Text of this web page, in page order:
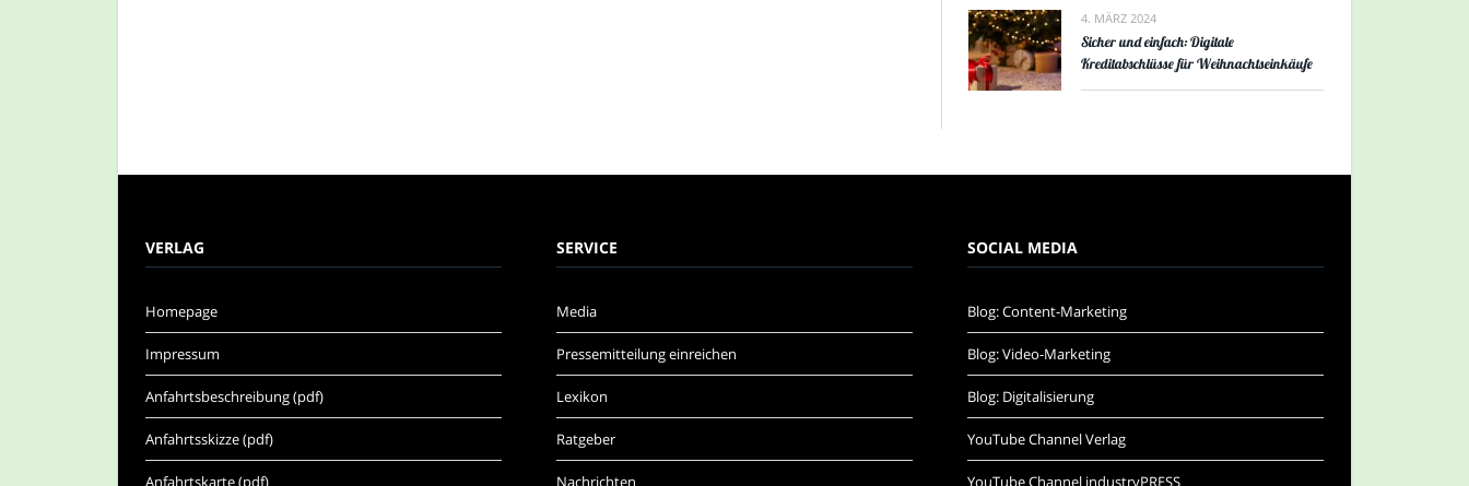
4. MÄRZ 2024
Sicher und einfach: Digitale
Kreditabschlüsse für Weihnachtseinkäufe
VERLAG
Homepage
Impressum
Anfahrtsbeschreibung (pdf)
Anfahrtsskizze (pdf)
Anfahrtskarte (pdf)
SERVICE
Media
Pressemitteilung einreichen
Lexikon
Ratgeber
Nachrichten
SOCIAL MEDIA
Blog: Content-Marketing
Blog: Video-Marketing
Blog: Digitalisierung
YouTube Channel Verlag
YouTube Channel industryPRESS